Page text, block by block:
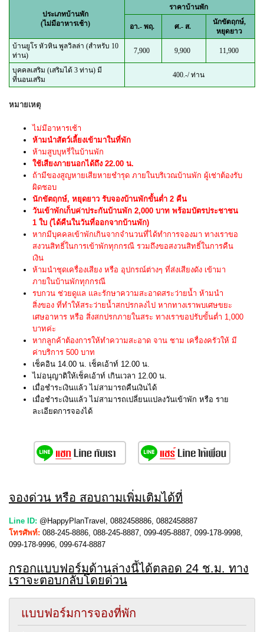
ประเภทบ้านพัก
(ไม่มีอาหารเช้า)
ราคาบ้านพัก
อา.- พฤ. ศ.- ส.
นักขัตฤกษ์,
หยุดยาว
บ้านยูโร หัวหิน พูลวิลล่า (สำหรับ 10
ท่าน)
7,900 9,900 11,900
บุคคลเสริม (เสริมได้ 3 ท่าน) มี
ที่นอนเสริม
400.-/ ท่าน
หมายเหตุ
ไม่มีอาหารเช้า
ห้ามนำสัตว์เลี้ยงเข้ามาในที่พัก
ห้ามสูบบุหรี่ในบ้านพัก
ใช้เสียงภายนอกได้ถึง 22.00 น.
ถ้ามีของสูญหายเสียหายชำรุด ภายในบริเวณบ้านพัก ผู้เช่าต้องรับ
ผิดชอบ
นักขัตฤกษ์, หยุดยาว รับจองบ้านพักขั้นต่ำ 2 คืน
วันเข้าพักเก็บค่าประกันบ้านพัก 2,000 บาท พร้อมบัตรประชาชน
1 ใบ (ได้คืนในวันที่ออกจากบ้านพัก)
หากมีบุคคลเข้าพักเกินจากจำนวนที่ได้ทำการจองมา ทางเราขอ
สงวนสิทธิ์ในการเข้าพักทุกกรณี รวมถึงขอสงวนสิทธิ์ในการคืน
เงิน
ห้ามนำชุดเครื่องเสียง หรือ อุปกรณ์ต่างๆ ที่ส่งเสียงดัง เข้ามา
ภายในบ้านพักทุกกรณี
รบกวน ช่วยดูแล และรักษาความสะอาดสระว่ายน้ำ ห้ามนำ
สิ่งของ ที่ทำให้สระว่ายน้ำสกปรกลงไป หากทางเราพบเศษขยะ
เศษอาหาร หรือ สิ่งสกปรกภายในสระ ทางเราขอปรับขั้นต่ำ 1,000
บาทค่ะ
หากลูกค้าต้องการให้ทำความสะอาด จาน ชาม เครื่องครัวให้ มี
ค่าบริการ 500 บาท
เช็คอิน 14.00 น. เช็คเอ้าท์ 12.00 น.
ไม่อนุญาติให้เช็คเอ้าท์ เกินเวลา 12.00 น.
เมื่อชำระเงินแล้ว ไม่สามารถคืนเงินได้
เมื่อชำระเงินแล้ว ไม่สามารถเปลี่ยนแปลงวันเข้าพัก หรือ ราย
ละเอียดการจองได้
จองด่วน หรือ สอบถามเพิ่มเติมได้ที่
Line ID: @HappyPlanTravel, 0882458886, 0882458887
โทรศัพท์: 088-245-8886, 088-245-8887, 099-495-8887, 099-178-9998,
099-178-9996, 099-674-8887
กรอกแบบฟอร์มด้านล่างนี้ได้ตลอด 24 ช.ม. ทาง
เราจะตอบกลับโดยด่วน
แบบฟอร์มการจองที่พัก